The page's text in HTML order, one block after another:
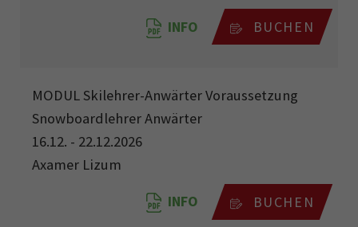
INFO BUCHEN
MODUL Skilehrer-Anwärter Voraussetzung
Snowboardlehrer Anwärter
16.12. - 22.12.2026
Axamer Lizum
INFO BUCHEN